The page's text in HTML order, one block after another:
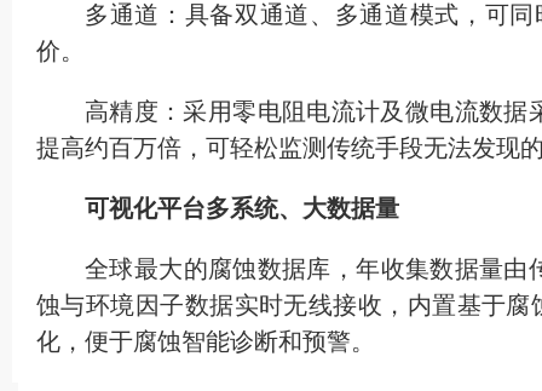
多通道：具备双通道、多通道模式，可
价。
高精度：采用零电阻电流计及微电流数
提高约百万倍，可轻松监测传统手段无法发现
可视化平台多系统、大数据量
全球最大的腐蚀数据库，年收集数据量
蚀与环境因子数据实时无线接收，内置基于
化，便于腐蚀智能诊断和预警。